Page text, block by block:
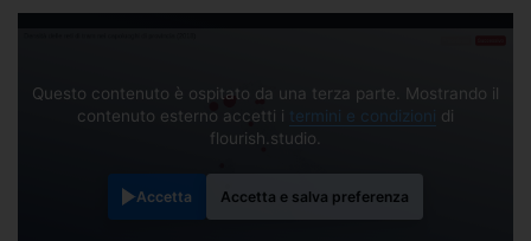
Questo contenuto è ospitato da una terza parte. Mostrando il
contenuto esterno accetti i termini e condizioni di
flourish.studio.
Accetta Accetta e salva preferenza